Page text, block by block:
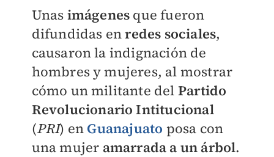
Unas imágenes que fueron
difundidas enredes sociales,
causaron la indignación de
hombres y mujeres, al mostrar
cómo un militante del Partido
Revolucionario Intitucional
(PRI) en Guanajuato posa con
una mujer amarrada a un árbol.